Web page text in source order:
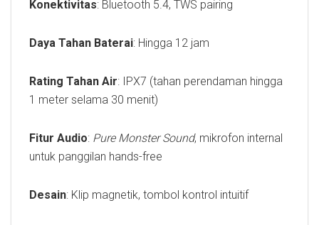
Konektivitas: Bluetooth 5.4, TWS pairing
Daya Tahan Baterai: Hingga 12 jam
Rating Tahan Air: IPX7 (tahan perendaman hingga
1 meter selama 30 menit)
Fitur Audio: Pure Monster Sound, mikrofon internal
untuk panggilan hands-free
Desain: Klip magnetik, tombol kontrol intuitif